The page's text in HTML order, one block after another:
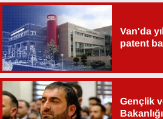
Van'da
patent
Gençlik